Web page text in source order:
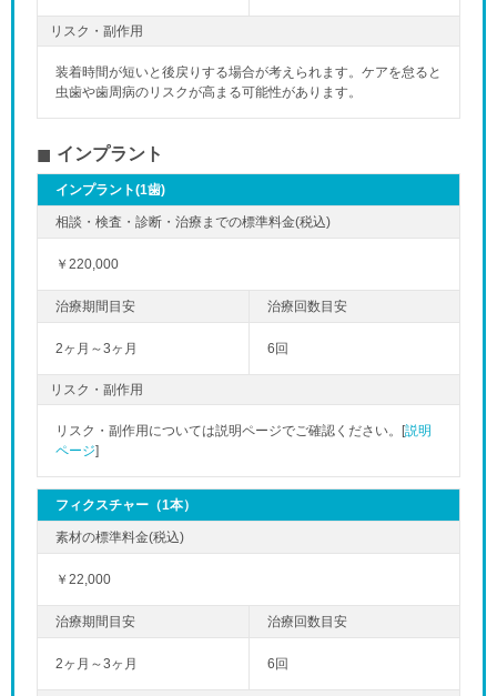
リスク・副作用
装着時間が短いと後戻りする場合が考えられます。ケアを怠ると
虫歯や歯周病のリスクが高まる可能性があります。
インプラント
インプラント(1歯)
￥220,000
2ヶ月～3ヶ月 6回
リスク・副作用
リスク・副作用については説明ページでご確認ください。[説明
ページ]
フィクスチャー（1本）
￥22,000
2ヶ月～3ヶ月 6回